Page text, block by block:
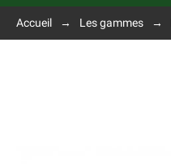
Accueil Les gammes